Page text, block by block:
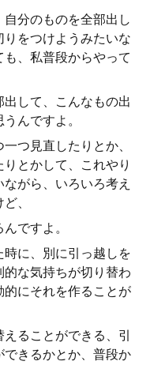
分のものを全部出し
をつけようみたいな
、私普段からやって
して、こんなもの出
んですよ。
つ見直したりとか、
とかして、これやり
がら、いろいろ考え
、
ですよ。
に、別に引っ越しを
な気持ちが切り替わ
的にそれを作ることが
ることができる、引
できるかとか、普段か